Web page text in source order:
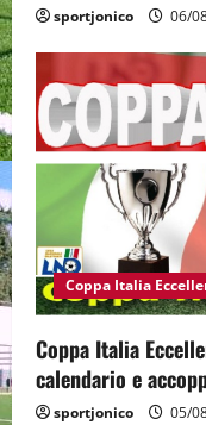
sportjonico 06/
Coppa Italia
Coppa Italia
calendario e
sportjonico 05/